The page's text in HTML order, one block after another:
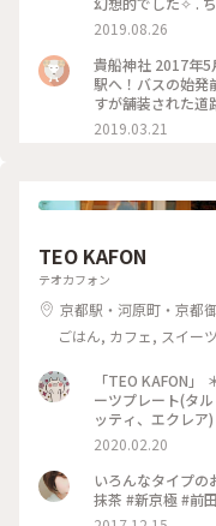
夕がたくさんありま
とき #夏旅2019
2019.08.26
貴船神社 2017年5
駅へ！バスの始発
すが舗装された道
の少ないシーンと
印ももらえて大
2019.03.21
TEO KAFON
テオカフォン
京都駅・河原町・京都
ごはん, カフェ, スイー
「TEO KAFON
ーツプレート(タ
ッティ、エクレア
三昧出来て大満足
たのですが、娘一
プチことりっぷ京
2020.02.20
いろんなタイプ
抹茶 #新京極 #前